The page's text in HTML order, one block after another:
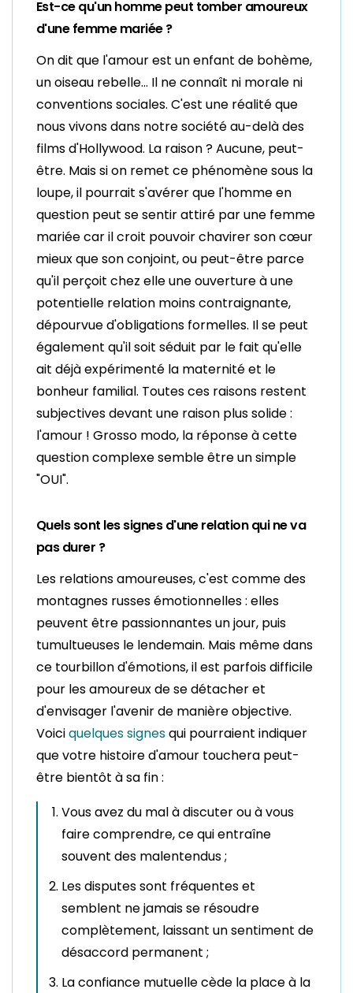
Est-ce qu'un homme peut tomber amoureux
d'une femme mariée ?
On dit que l'amour est un enfant de bohème,
un oiseau rebelle... Il ne connaît ni morale ni
conventions sociales. C'est une réalité que
nous vivons dans notre société au-delà des
films d'Hollywood. La raison ? Aucune, peut-
être. Mais si on remet ce phénomène sous la
loupe, il pourrait s'avérer que l'homme en
question peut se sentir attiré par une femme
mariée car il croit pouvoir chavirer son cœur
mieux que son conjoint, ou peut-être parce
qu'il perçoit chez elle une ouverture à une
potentielle relation moins contraignante,
dépourvue d'obligations formelles. Il se peut
également qu'il soit séduit par le fait qu'elle
ait déjà expérimenté la maternité et le
bonheur familial. Toutes ces raisons restent
subjectives devant une raison plus solide :
l'amour ! Grosso modo, la réponse à cette
question complexe semble être un simple
"OUI".
Quels sont les signes d'une relation qui ne va
pas durer ?
Les relations amoureuses, c'est comme des
montagnes russes émotionnelles : elles
peuvent être passionnantes un jour, puis
tumultueuses le lendemain. Mais même dans
ce tourbillon d'émotions, il est parfois difficile
pour les amoureux de se détacher et
d'envisager l'avenir de manière objective.
Voiciquelques signesqui pourraient indiquer
que votre histoire d'amour touchera peut-
être bientôt à sa fin :
Vous avez du mal à discuter ou à vous
faire comprendre, ce qui entraîne
souvent des malentendus ;
Les disputes sont fréquentes et
semblent ne jamais se résoudre
complètement, laissant un sentiment de
désaccord permanent ;
La confiance mutuelle cède la place à la